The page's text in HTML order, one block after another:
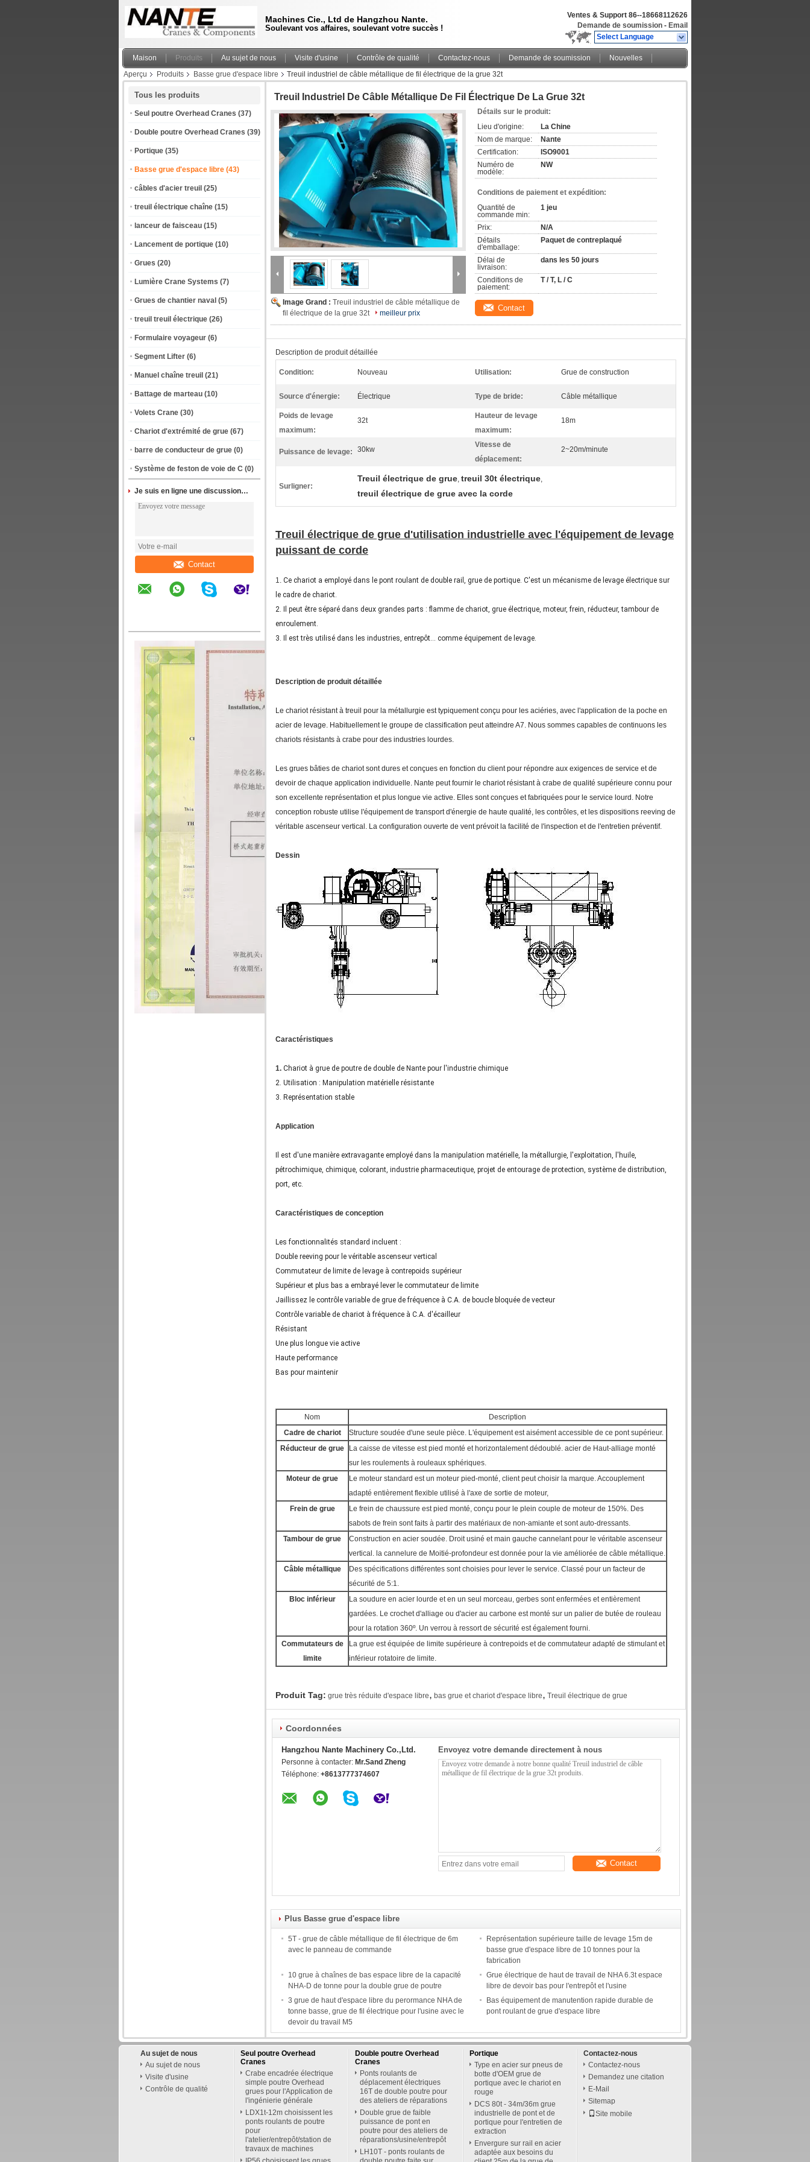
Machines Cie., Ltd de Hangzhou Nante.
Soulevant vos affaires, soulevant votre succès !
Ventes & Support 86--18668112626
Demande de soumission - Email
Select Language
Maison Produits Au sujet de nous Visite d'usine Contrôle de qualité Contactez-nous Demande de soumission
Nouvelles
Aperçu
Produits Basse grue d'espace libre Treuil industriel de câble métallique de fil électrique de la grue 32t
Tous les produits
Seul poutre Overhead Cranes (37)
Double poutre Overhead Cranes (39)
Portique (35)
Basse grue d'espace libre (43)
câbles d'acier treuil (25)
treuil électrique chaîne (15)
lanceur de faisceau (15)
Lancement de portique (10)
Grues (20)
Lumière Crane Systems (7)
Grues de chantier naval (5)
treuil treuil électrique (26)
Formulaire voyageur (6)
Segment Lifter (6)
Manuel chaîne treuil (21)
Battage de marteau (10)
Volets Crane (30)
Chariot d'extrémité de grue (67)
barre de conducteur de grue (0)
Système de feston de voie de C (0)
Je suis en ligne une discussion en ligne
Contact
Treuil Industriel De Câble Métallique De Fil Électrique De La Grue 32t
Image Grand : Treuil industriel de câble métallique de
fil électrique de la grue 32t
meilleur prix
Détails sur le produit:
Lieu d'origine:
La Chine
Nom de marque:
Nante
Certification:
ISO9001
Numéro de
modèle:
NW
Conditions de paiement et expédition:
Quantité de
commande min:
1 jeu
Prix:
N/A
Détails
d'emballage:
Paquet de contreplaqué
Délai de
livraison:
dans les 50 jours
Conditions de
paiement:
T / T, L / C
Contact
Description de produit détaillée
Condition: Nouveau Utilisation: Grue de construction
Source d'énergie: Électrique Type de bride: Câble métallique
Poids de levage
maximum:
32t
Hauteur de levage
maximum:
18m
Puissance de levage: 30kw
Vitesse de
déplacement:
2~20m/minute
Surligner:
Treuil électrique de grue, treuil 30t électrique,
treuil électrique de grue avec la corde
Treuil électrique de grue d'utilisation industrielle avec l'équipement de levage
puissant de corde
1. Ce chariot a employé dans le pont roulant de double rail, grue de portique. C'est un mécanisme de levage électrique sur
le cadre de chariot.
2. Il peut être séparé dans deux grandes parts : flamme de chariot, grue électrique, moteur, frein, réducteur, tambour de
enroulement.
3. Il est très utilisé dans les industries, entrepôt… comme équipement de levage.
Description de produit détaillée
Le chariot résistant à treuil pour la métallurgie est typiquement conçu pour les aciéries, avec l'application de la poche en
acier de levage. Habituellement le groupe de classification peut atteindre A7. Nous sommes capables de continuons les
chariots résistants à crabe pour des industries lourdes.
Les grues bâties de chariot sont dures et conçues en fonction du client pour répondre aux exigences de service et de
devoir de chaque application individuelle. Nante peut fournir le chariot résistant à crabe de qualité supérieure connu pour
son excellente représentation et plus longue vie active. Elles sont conçues et fabriquées pour le service lourd. Notre
conception robuste utilise l'équipement de transport d'énergie de haute qualité, les contrôles, et les dispositions reeving de
véritable ascenseur vertical. La configuration ouverte de vent prévoit la facilité de l'inspection et de l'entretien préventif.
Dessin
Caractéristiques
1. Chariot à grue de poutre de double de Nante pour l'industrie chimique
2. Utilisation : Manipulation matérielle résistante
3. Représentation stable
Application
Il est d'une manière extravagante employé dans la manipulation matérielle, la métallurgie, l'exploitation, l'huile,
pétrochimique, chimique, colorant, industrie pharmaceutique, projet de entourage de protection, système de distribution,
port, etc.
Caractéristiques de conception
Les fonctionnalités standard incluent :
Double reeving pour le véritable ascenseur vertical
Commutateur de limite de levage à contrepoids supérieur
Supérieur et plus bas a embrayé lever le commutateur de limite
Jaillissez le contrôle variable de grue de fréquence à C.A. de boucle bloquée de vecteur
Contrôle variable de chariot à fréquence à C.A. d'écailleur
Résistant
Une plus longue vie active
Haute performance
Bas pour maintenir
Nom
Description
Cadre de chariot
Structure soudée d'une seule pièce. L'équipement est aisément accessible de ce pont supérieur.
Réducteur de grue
La caisse de vitesse est pied monté et horizontalement dédoublé. acier de Haut-alliage monté
sur les roulements à rouleaux sphériques.
Moteur de grue
Le moteur standard est un moteur pied-monté, client peut choisir la marque. Accouplement
adapté entièrement flexible utilisé à l'axe de sortie de moteur,
Frein de grue
Le frein de chaussure est pied monté, conçu pour le plein couple de moteur de 150%. Des
sabots de frein sont faits à partir des matériaux de non-amiante et sont auto-dressants.
Tambour de grue
Construction en acier soudée. Droit usiné et main gauche cannelant pour le véritable ascenseur
vertical. la cannelure de Moitié-profondeur est donnée pour la vie améliorée de câble métallique.
Câble métallique
Des spécifications différentes sont choisies pour lever le service. Classé pour un facteur de
sécurité de 5:1.
Bloc inférieur
La soudure en acier lourde et en un seul morceau, gerbes sont enfermées et entièrement
gardées. Le crochet d'alliage ou d'acier au carbone est monté sur un palier de butée de rouleau
pour la rotation 360º. Un verrou à ressort de sécurité est également fourni.
Commutateurs de
limite
La grue est équipée de limite supérieure à contrepoids et de commutateur adapté de stimulant et
inférieur rotatoire de limite.
Produit Tag: grue très réduite d'espace libre, bas grue et chariot d'espace libre, Treuil électrique de grue
Coordonnées
Hangzhou Nante Machinery Co.,Ltd.
Personne à contacter: Mr.Sand Zheng
Téléphone: +8613777374607
Envoyez votre demande directement à nous
Contact
Plus Basse grue d'espace libre
5T - grue de câble métallique de fil électrique de 6m
avec le panneau de commande
Représentation supérieure taille de levage 15m de
basse grue d'espace libre de 10 tonnes pour la
fabrication
10 grue à chaînes de bas espace libre de la capacité
NHA-D de tonne pour la double grue de poutre
Grue électrique de haut de travail de NHA 6.3t espace
libre de devoir bas pour l'entrepôt et l'usine
3 grue de haut d'espace libre du perormance NHA de
tonne basse, grue de fil électrique pour l'usine avec le
devoir du travail M5
Bas équipement de manutention rapide durable de
pont roulant de grue d'espace libre
Au sujet de nous
Au sujet de nous
Visite d'usine
Contrôle de qualité
Seul poutre Overhead
Cranes
Crabe encadrée électrique
simple poutre Overhead
grues pour l'Application de
l'ingénierie générale
LDX1t-12m choisissent les
ponts roulants de poutre
pour
l'atelier/entrepôt/station de
travaux de machines
Double poutre Overhead
Cranes
Ponts roulants de
déplacement électriques
16T de double poutre pour
des ateliers de réparations
Double grue de faible
puissance de pont en
poutre pour des ateliers de
réparations/usine/entrepôt
LH10T - ponts roulants de
Portique
Type en acier sur pneus de
botte d'OEM grue de
portique avec le chariot en
rouge
DCS 80t - 34m/36m grue
industrielle de pont et de
portique pour l'entretien de
extraction
Envergure sur rail en acier
adaptée aux besoins du
Contactez-nous
Contactez-nous
Demandez une citation
E-Mail
Sitemap
Site mobile